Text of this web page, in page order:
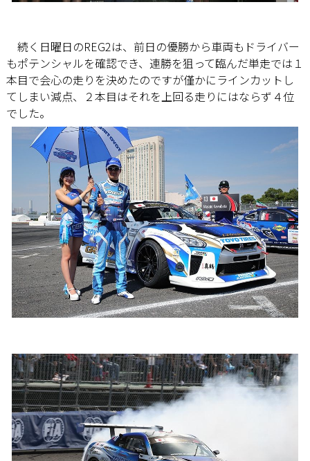
続く日曜日のREG2は、前日の優勝から車両もドライバー
もポテンシャルを確認でき、連勝を狙って臨んだ単走では１
本目で会心の走りを決めたのですが僅かにラインカットし
てしまい減点、２本目はそれを上回る走りにはならず４位
でした。